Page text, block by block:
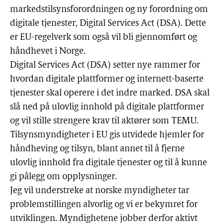
markedstilsynsforordningen og ny forordning om
digitale tjenester, Digital Services Act (DSA). Dette
er EU-regelverk som også vil bli gjennomført og
håndhevet i Norge.
Digital Services Act (DSA) setter nye rammer for
hvordan digitale plattformer og internett-baserte
tjenester skal operere i det indre marked. DSA skal
slå ned på ulovlig innhold på digitale plattformer
og vil stille strengere krav til aktører som TEMU.
Tilsynsmyndigheter i EU gis utvidede hjemler for
håndheving og tilsyn, blant annet til å fjerne
ulovlig innhold fra digitale tjenester og til å kunne
gi pålegg om opplysninger.
Jeg vil understreke at norske myndigheter tar
problemstillingen alvorlig og vi er bekymret for
utviklingen. Myndighetene jobber derfor aktivt